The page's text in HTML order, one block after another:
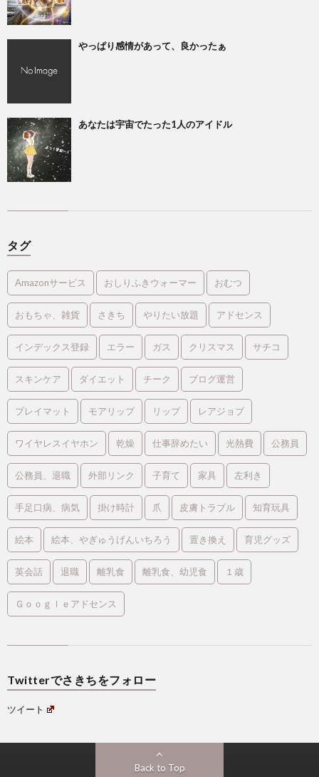
やっぱり感情があって、良かったぁ
あなたは宇宙でたった1人のアイドル
タグ
Amazonサービス おしりふきウォーマー おむつ
おもちゃ、雑貨 さきち やりたい放題 アドセンス
インデックス登録 エラー ガス クリスマス サチコ
スキンケア ダイエット チーク ブログ運営
プレイマット モアリップ リップ レアジョブ
ワイヤレスイヤホン 乾燥 仕事辞めたい 光熱費 公務員
公務員、退職 外部リンク 子育て 家具 左利き
手足口病、病気 掛け時計 爪 皮膚トラブル 知育玩具
絵本 絵本、やぎゅうげんいちろう 置き換え 育児グッズ
英会話 退職 離乳食 離乳食、幼児食 １歳
Ｇｏｏｇｌｅアドセンス
Twitterでさきちをフォロー
ツイート
Back to Top